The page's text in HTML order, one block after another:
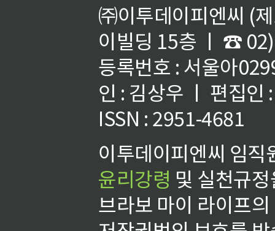
㈜이투데이피엔씨 (
이빌딩 15층 ㅣ ☎
등록번호 : 서울아
인 : 김상우 ㅣ 편집인
ISSN : 2951-4681
이투데이피엔씨 임
윤리강령 및 실천규
브라보 마이 라이프